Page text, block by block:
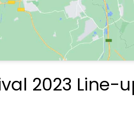
2023 Line-